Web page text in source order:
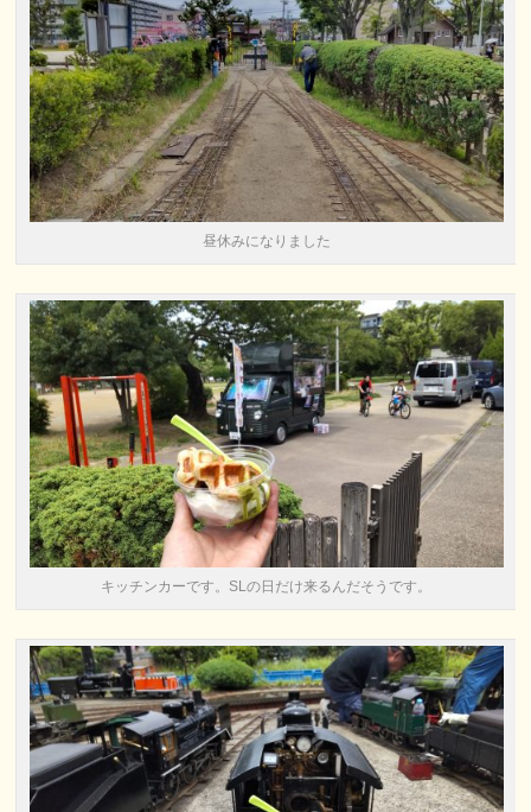
昼休みになりました
キッチンカーです。SLの日だけ来るんだそうです。